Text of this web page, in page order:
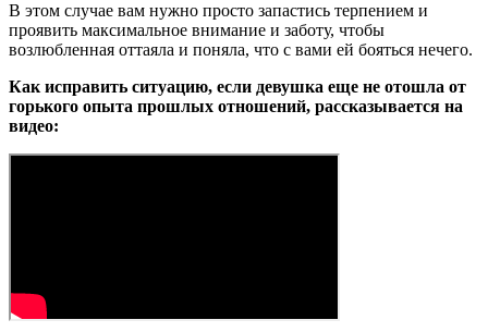
В этом случае вам нужно просто запастись терпением и
проявить максимальное внимание и заботу, чтобы
возлюбленная оттаяла и поняла, что с вами ей бояться нечего.
Как исправить ситуацию, если девушка еще не отошла от
горького опыта прошлых отношений, рассказывается на
видео: